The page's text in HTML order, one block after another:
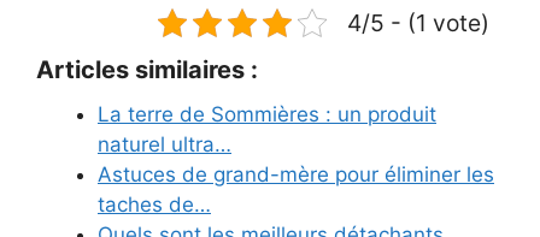
4/5 - (1 vote)
Articles similaires :
La terre de Sommières : un produit
naturel ultra…
Astuces de grand-mère pour éliminer les
taches de…